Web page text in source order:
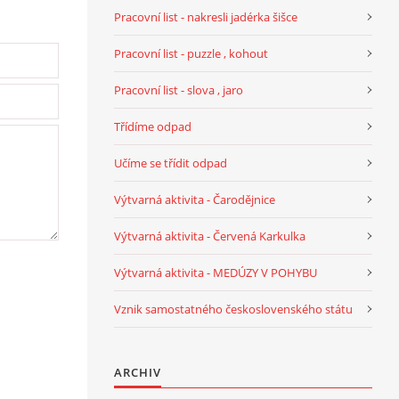
Pracovní list - nakresli jadérka šišce
Pracovní list - puzzle , kohout
Pracovní list - slova , jaro
Třídíme odpad
Učíme se třídit odpad
Výtvarná aktivita - Čarodějnice
Výtvarná aktivita - Červená Karkulka
Výtvarná aktivita - MEDÚZY V POHYBU
Vznik samostatného československého státu
ARCHIV